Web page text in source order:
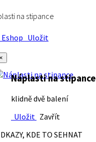
na stipance
Uložit
Náplasti na stipance
klidně dvě balení
Uložit Zavřít
KDE TO SEHNAT